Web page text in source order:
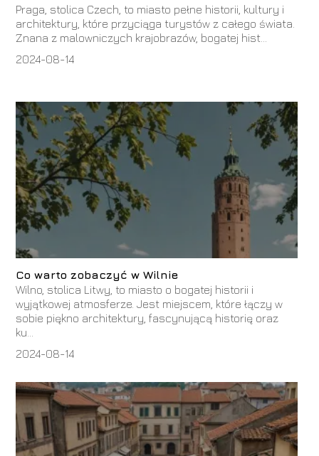
Praga, stolica Czech, to miasto pełne historii, kultury i
architektury, które przyciąga turystów z całego świata.
Znana z malowniczych krajobrazów, bogatej hist...
2024-08-14
Co warto zobaczyć w Wilnie
Wilno, stolica Litwy, to miasto o bogatej historii i
wyjątkowej atmosferze. Jest miejscem, które łączy w
sobie piękno architektury, fascynującą historię oraz
ku...
2024-08-14